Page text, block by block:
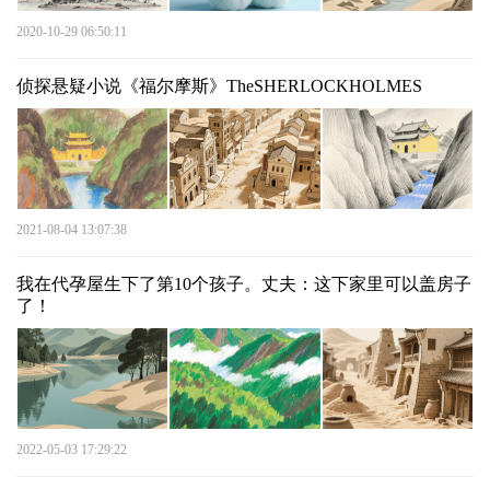
2020-10-29 06:50:11
侦探悬疑小说《福尔摩斯》TheSHERLOCKHOLMES
2021-08-04 13:07:38
我在代孕屋生下了第10个孩子。丈夫：这下家里可以盖房子
了！
2022-05-03 17:29:22